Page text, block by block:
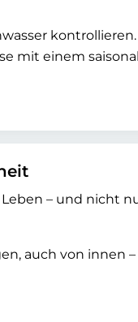
mit einem
– und nicht
auch von innen